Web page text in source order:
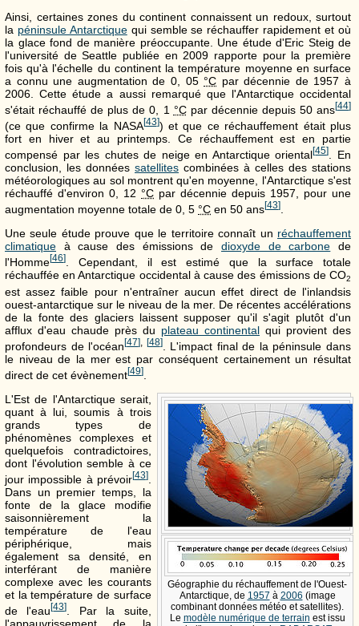
Ainsi, certaines zones du continent connaissent un redoux, surtout
la péninsule Antarctiquequi semble se réchauffer rapidement et où
la glace fond de manière préoccupante. Une étude d'Eric Steig de
l'université de Seattle publiée en 2009 rapporte pour la première
fois qu'à l'échelle du continent la température moyenne en surface
a connu une augmentation de 0, 05 °C par décennie de 1957 à
2006. Cette étude a aussi remarqué que l'Antarctique occidental
s'était réchauffé de plus de0, 1 °Cpar décennie depuis 50 ans[44]
(ce que confirme la NASA[43]) et que ce réchauffement était plus
fort en hiver et au printemps. Ce réchauffement est en partie
compensé par les chutes de neige en Antarctique oriental[45]
. En
conclusion, les données satellites combinées à celles des stations
météorologiques au sol montrent qu'en moyenne, l'Antarctique s'est
réchauffé d'environ 0, 12 °C par décennie depuis 1957, pour une
augmentation moyenne totale de 0, 5 °C en 50 ans[43]
Une seule étude prouve que le territoire connaît un réchauffement
climatique à cause des émissions de dioxyde de carbone de
l'Homme[46] . Cependant, il est estimé que la surface totale
réchauffée en Antarctique occidental à cause des émissions de CO2
est assez faible pour n'entraîner aucun effet direct de l'inlandsis
ouest-antarctique sur le niveau de la mer. De récentes accélérations
de la fonte des glaciers laissent supposer qu'il s'agit plutôt d'un
afflux d'eau chaude près du plateau continental qui provient des
profondeurs de l'océan[47], [48]. L'impact final de la péninsule dans
le niveau de la mer est par conséquent certainement un résultat
direct de cet évènement[49]
Géographie du réchauffement de l'Ouest-
Antarctique, de 1957 à 2006 (image
combinant données météo et satellites).
Le modèle numérique de terrain est issu
L'Est de l'Antarctique serait,
quant à lui, soumis à trois
grands types de
phénomènes complexes et
quelquefois contradictoires,
dont l'évolution semble à ce
jour impossible à prévoir[43].
Dans un premier temps, la
fonte de la glace modifie
saisonnièrement la
température de l'eau
périphérique, mais
également sa densité, en
interférant de manière
complexe avec les courants
et la température de surface
de l'eau[43]
. Par la suite,
l'appauvrissement de la